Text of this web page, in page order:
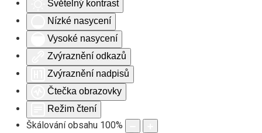
Světelný kontrast
Nízké nasycení
Vysoké nasycení
Zvýraznění odkazů
Zvýraznění nadpisů
Čtečka obrazovky
Režim čtení
Škálování obsahu 100%